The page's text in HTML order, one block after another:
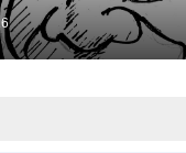
vacille